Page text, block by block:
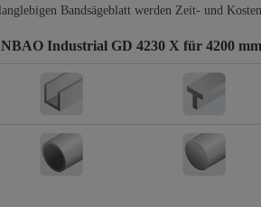
Bandsägeblatt werden Zeit- und
Industrial GD 4230 X für 4200